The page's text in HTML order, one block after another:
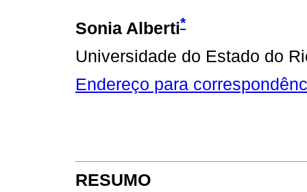
Sonia Alberti*
Universidade do Estado do
Endereço para
RESUMO